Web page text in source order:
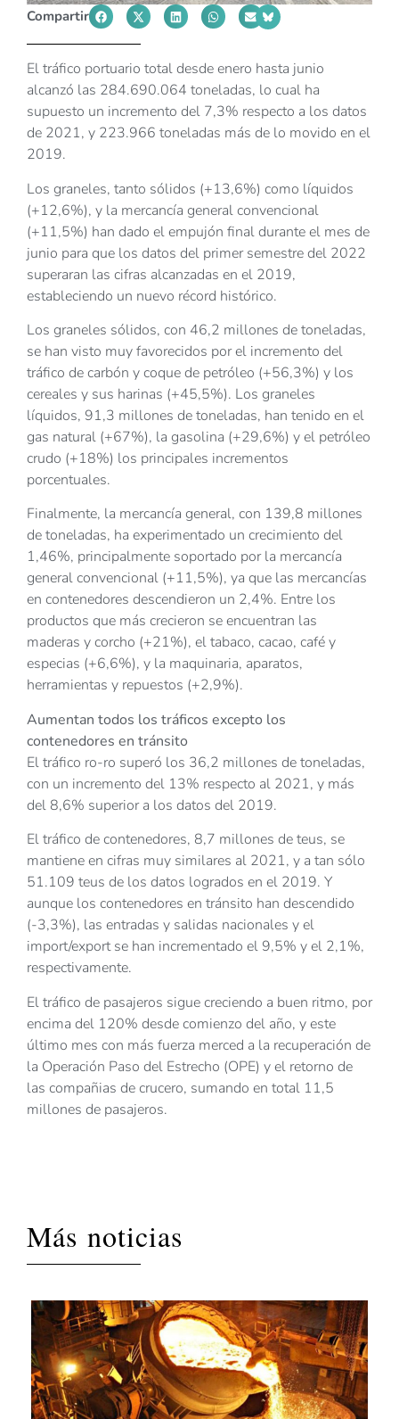
Compartir
El tráfico portuario total desde enero hasta junio
alcanzó las 284.690.064 toneladas, lo cual ha
supuesto un incremento del 7,3% respecto a los datos
de 2021, y 223.966 toneladas más de lo movido en el
2019.
Los graneles, tanto sólidos (+13,6%) como líquidos
(+12,6%), y la mercancía general convencional
(+11,5%) han dado el empujón final durante el mes de
junio para que los datos del primer semestre del 2022
superaran las cifras alcanzadas en el 2019,
estableciendo un nuevo récord histórico.
Los graneles sólidos, con 46,2 millones de toneladas,
se han visto muy favorecidos por el incremento del
tráfico de carbón y coque de petróleo (+56,3%) y los
cereales y sus harinas (+45,5%). Los graneles
líquidos, 91,3 millones de toneladas, han tenido en el
gas natural (+67%), la gasolina (+29,6%) y el petróleo
crudo (+18%) los principales incrementos
porcentuales.
Finalmente, la mercancía general, con 139,8 millones
de toneladas, ha experimentado un crecimiento del
1,46%, principalmente soportado por la mercancía
general convencional (+11,5%), ya que las mercancías
en contenedores descendieron un 2,4%. Entre los
productos que más crecieron se encuentran las
maderas y corcho (+21%), el tabaco, cacao, café y
especias (+6,6%), y la maquinaria, aparatos,
herramientas y repuestos (+2,9%).
Aumentan todos los tráficos excepto los
contenedores en tránsito
El tráfico ro-ro superó los 36,2 millones de toneladas,
con un incremento del 13% respecto al 2021, y más
del 8,6% superior a los datos del 2019.
El tráfico de contenedores, 8,7 millones de teus, se
mantiene en cifras muy similares al 2021, y a tan sólo
51.109 teus de los datos logrados en el 2019. Y
aunque los contenedores en tránsito han descendido
(-3,3%), las entradas y salidas nacionales y el
import/export se han incrementado el 9,5% y el 2,1%,
respectivamente.
El tráfico de pasajeros sigue creciendo a buen ritmo, por
encima del 120% desde comienzo del año, y este
último mes con más fuerza merced a la recuperación de
la Operación Paso del Estrecho (OPE) y el retorno de
las compañias de crucero, sumando en total 11,5
millones de pasajeros.
Más noticias